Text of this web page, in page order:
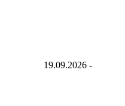
19.09.2026 -